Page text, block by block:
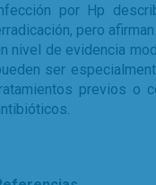
por Hp
pero
nivel de evidencia
ser
previos o